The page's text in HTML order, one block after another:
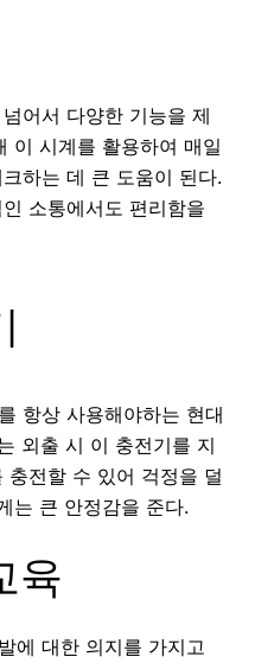
어서 다양한 기능을 제
이 시계를 활용하여 매일
하는 데 큰 도움이 된다.
소통에서도 편리함을
항상 사용해야하는 현대
외출 시 이 충전기를 지
전할 수 있어 걱정을 덜
는 큰 안정감을 준다.
육
에 대한 의지를 가지고